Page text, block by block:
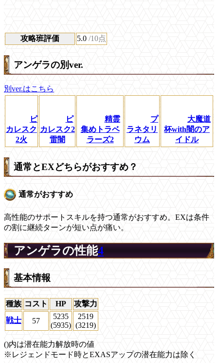
攻略班評価 5.0 /10点
アンゲラの別ver.
別ver.はこちら
ピ
カレスク
2火
ピ
カレスク2
雷闇
精霊
集めトラベ
ラーズ2
プ
ラネタリ
ウム
大魔道
杯with闇のア
イドル
通常とEXどちらがおすすめ？
通常がおすすめ
高性能のサポートスキルを持つ通常がおすすめ。EXは条件
の割に継続ターンが短い点が痛い。
アンゲラの性能4
基本情報
種族 コスト HP
攻撃力
戦士
57
5235
(5935)
2519
(3219)
()内は潜在能力解放時の値
※レジェンドモード時とEXASアップの潜在能力は除く